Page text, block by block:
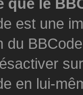
que le
est une
du
en lui-